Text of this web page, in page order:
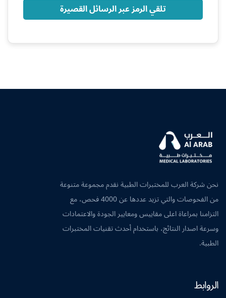
تلقي الرمز عبر الرسائل القصيرة
نحن شركة العرب للمختبرات الطبية نقدم مجموعة متنوعة
من الفحوصات والتي تزيد عددها عن 4000 فحص، مع
التزامنا بمراعاة اعلى مقاييس ومعايير الجودة والاعتمادات
وسرعة اصدار النتائج، باستخدام أحدث تقنيات المختبرات
الطبية.
الروابط